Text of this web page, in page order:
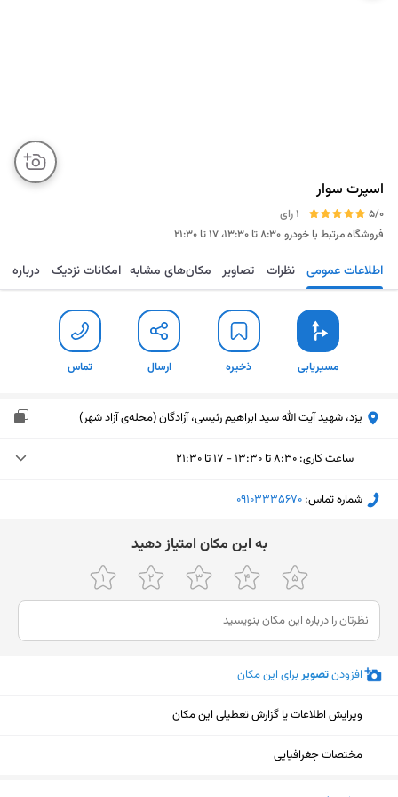
اسپرت سوار
5/0
1 رای
فروشگاه مرتبط با خودرو ۸:۳۰ تا ۱۳:۳۰، ۱۷ تا ۲۱:۳۰
مسیریابی ذخیره ارسال تماس اطلاعات عمومی نظرات تصاویر مکان‌های مشابه امکانات نزدیک درباره
مسیریابی ذخیره ارسال تماس
یزد، شهید آیت الله سید ابراهیم رئیسی، آزادگان (محله‌ی آزاد شهر)
ساعت کاری: ۸:۳۰ تا ۱۳:۳۰ - ۱۷ تا ۲۱:۳۰
دوشنبه (امروز)
۸:۳۰ تا ۱۳:۳۰ - ۱۷ تا ۲۱:۳۰
پنجشنبه
۸:۳۰ تا ۱۳:۳۰ - ۱۷ تا ۲۱:۳۰
جمعه
۸:۳۰ تا ۱۳:۳۰ - ۱۷ تا ۲۱:۳۰
شنبه
یکشنبه
شماره تماس: ‎09103335670
ﺑﻪ اﯾﻦ ﻣﮑﺎن اﻣﺘﯿﺎز دﻫﯿﺪ
افزودنتصویربرای این مکان
ویرایش اطلاعات یا گزارش تعطیلی این مکان
مختصات جغرافیایی